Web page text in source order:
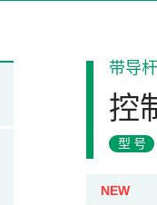
带导
控
型号
NEW